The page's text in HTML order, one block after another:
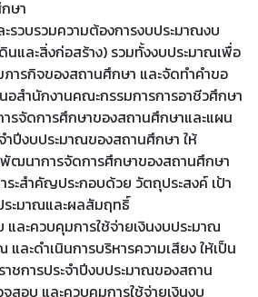
ษา
ะรวบรวมความต้องการงบประมาณงบ
และสิ่งก่อสร้าง) รวมทั้งงบประมาณเพื่อ
ภารกิจของสถานศึกษา และจัดทำคำขอ
อสำนักงานคณะกรรมการการอาชีวศึกษา
จัดการศึกษาของสถานศึกษาและแผน
ำปีงบประมาณของสถานศึกษา ให้
ฒนาการจัดการศึกษาของสถานศึกษา
ระสำคัญประกอบด้วย วัตถุประสงค์ เป้า
ะมาณและผลสัมฤทธิ์
และควบคุมการใช้จ่ายเงินงบประมาณ
และดำเนินการบริหารความเสียง ให้เป็น
ชการประจำปีงบประมาณของสถาน
สอบ และควบคุมการใช้จ่ายเงินงบ